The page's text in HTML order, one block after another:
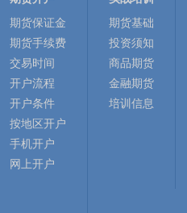
期货保证金
期货手续费
交易时间
开户流程
开户条件
按地区开户
手机开户
网上开户
期货基础
投资须知
商品期货
金融期货
培训信息